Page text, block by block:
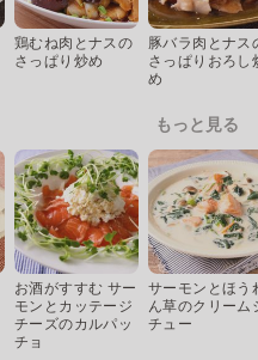
鶏むね肉とナスの
さっぱり炒め
豚バラ肉とナス
さっぱりおろし
め
もっと見る
お酒がすすむ サー
モンとカッテージ
チーズのカルパッ
チョ
サーモンとほう
ん草のクリーム
チュー